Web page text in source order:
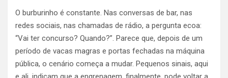
O burburinho é constante. Nas conversas de bar, nas
redes sociais, nas chamadas de rádio, a pergunta ecoa:
“Vai ter concurso? Quando?”. Parece que, depois de um
período de vacas magras e portas fechadas na máquina
pública, o cenário começa a mudar. Pequenos sinais, aqui